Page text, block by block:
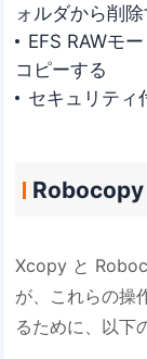
ォルダから削除
EFS RAWモ
コピーする
セキュリティ
Xcopy と
が、これらの操
るために、以下